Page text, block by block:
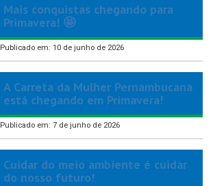
Mais conquistas chegando para
Primavera! 🤩
Publicado em: 10 de junho de 2026
A Carreta da Mulher Pernambucana
está chegando em Primavera!
Publicado em: 7 de junho de 2026
Cuidar do meio ambiente é cuidar
do nosso futuro!